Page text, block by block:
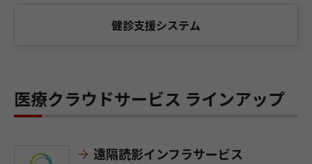
健診支援システム
医療クラウドサービス ラインアップ
遠隔読影インフラサービス